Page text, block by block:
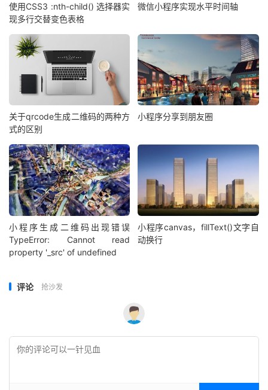
使用CSS3 :nth-child() 选择器实
现多行交替变色表格
微信小程序实现水平时间轴
关于qrcode生成二维码的两种方
式的区别
小程序分享到朋友圈
小程序生成二维码出现错误
TypeError: Cannot read
property '_src' of undefined
小程序canvas，fillText()文字自
动换行
评论 抢沙发